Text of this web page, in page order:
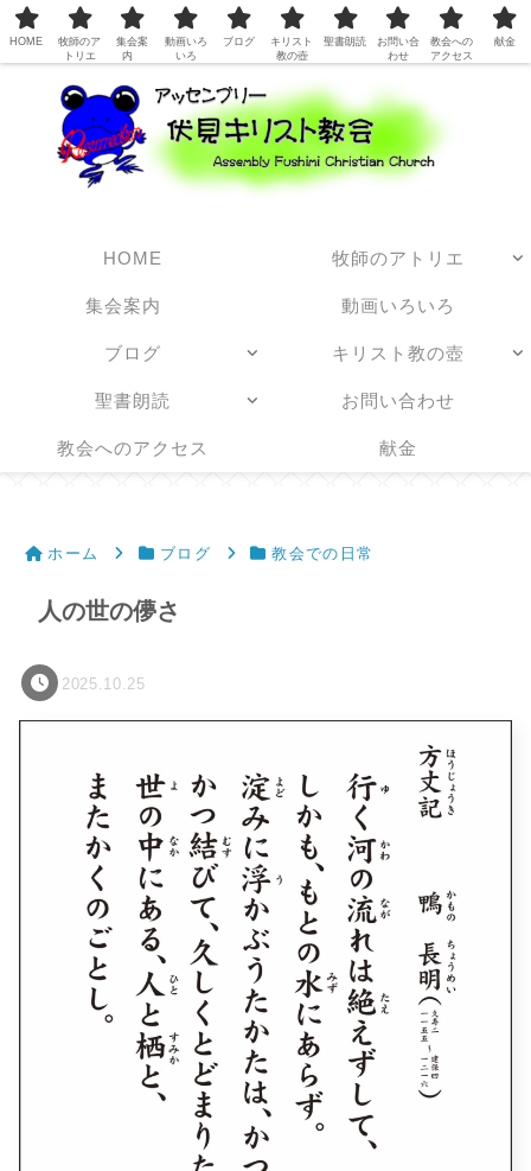
日本アッセンブリーズ・オブ・ゴッド教団
HOME 牧師のアトリエ
集会案内 動画いろいろ
ブログ キリスト教の壺
聖書朗読 お問い合わせ
教会へのアクセス 献金
ホーム ブログ 教会での日常
人の世の儚さ
2025.10.25
HOME
牧師のア
トリエ
集会案
内
動画いろ
いろ
ブログ
キリスト
教の壺
聖書朗読
お問い合
わせ
教会への
アクセス
献金